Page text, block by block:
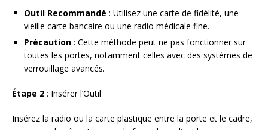
Outil Recommandé : Utilisez une carte de fidélité, une
vieille carte bancaire ou une radio médicale fine.
Précaution : Cette méthode peut ne pas fonctionner sur
toutes les portes, notamment celles avec des systèmes de
verrouillage avancés.
Étape 2 : Insérer l’Outil
Insérez la radio ou la carte plastique entre la porte et le cadre,